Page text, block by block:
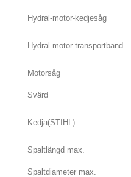
Hydral-motor-kedjesåg
Hydral motor transportband
Motorsåg
Svärd
Kedja(STIHL)
Spaltlängd max.
Spaltdiameter max.